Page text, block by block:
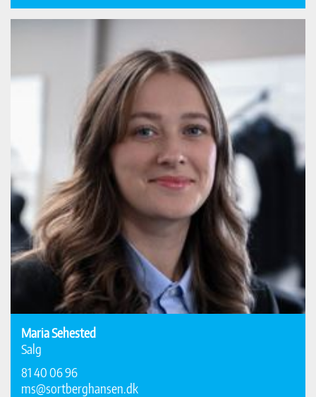
Maria Sehested
Salg
81 40 06 96
ms@sortberghansen.dk